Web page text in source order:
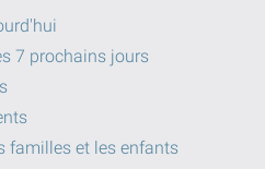
7 prochains jours
familles et les enfants